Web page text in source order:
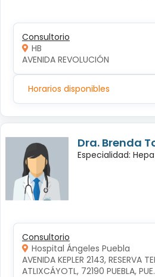
Consultorio
HB
AVENIDA REVOLUCIÓN
Horarios disponibles
Dra. Brenda
Especialidad:
Consultorio
Hospital Ángeles Puebla
AVENIDA KEPLER 2143, RESERVA
ATLIXCÁYOTL, 72190 PUEBLA, PUE.